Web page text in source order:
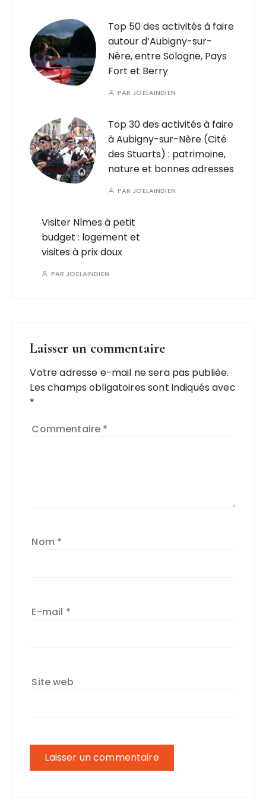
Top 50 des activités à faire
autour d’Aubigny-sur-
Nère, entre Sologne, Pays
Fort et Berry
PAR JOELAINDIEN
Top 30 des activités à faire
à Aubigny-sur-Nère (Cité
des Stuarts) : patrimoine,
nature et bonnes adresses
PAR JOELAINDIEN
Visiter Nîmes à petit
budget : logement et
visites à prix doux
PAR JOELAINDIEN
Laisser un commentaire
Votre adresse e-mail ne sera pas publiée.
Les champs obligatoires sont indiqués avec
*
Commentaire *
Nom *
E-mail *
Site web